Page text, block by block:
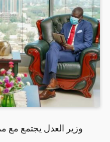
وزير العدل يجتمع مع